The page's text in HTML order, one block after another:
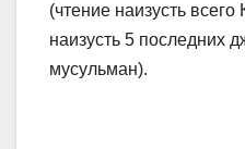
(чтение наизусть
наизусть 5 последних
мусульман).